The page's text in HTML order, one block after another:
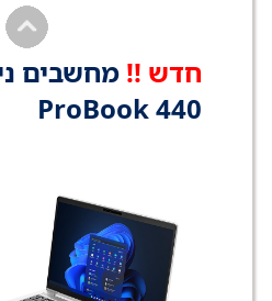
חדש !! מחשבים
ProBook 440